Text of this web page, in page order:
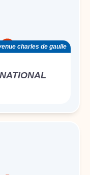
charles de gaulle